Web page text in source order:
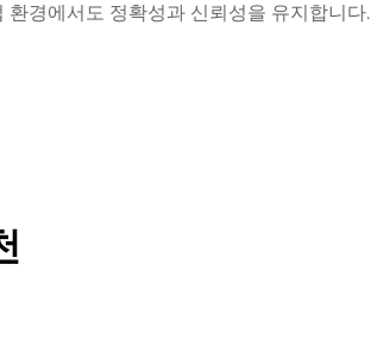
경에서도 정확성과 신뢰성을 유지합니다.